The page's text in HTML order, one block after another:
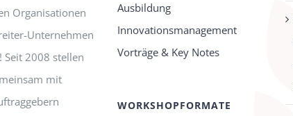
Organisationen
Unternehmen
Seit 2008 stellen
mit
Ausbildung
Innovationsmanagement
Vorträge & Key Notes
WORKSHOPFORMATE